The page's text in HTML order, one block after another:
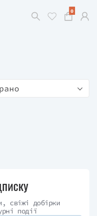
0
свіжі добірки
події